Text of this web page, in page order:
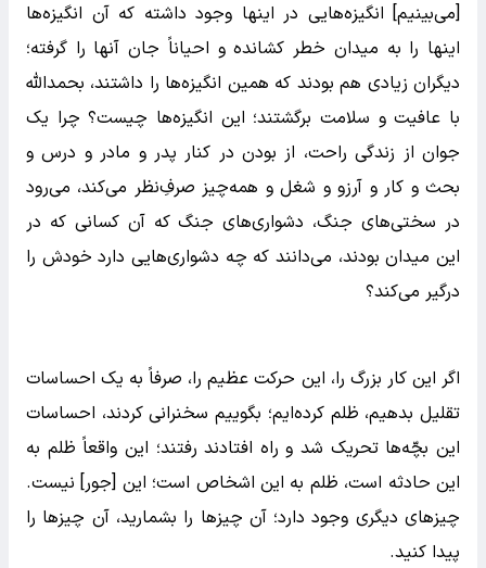
[می‌بینیم] انگیزه‌هایی در اینها وجود داشته که آن انگیزه‌ها
اینها را به میدان خطر کشانده و احیاناً جان آنها را گرفته؛
دیگران زیادی هم بودند که همین انگیزه‌ها را داشتند، بحمدالله
با عافیت و سلامت برگشتند؛ این انگیزه‌ها چیست؟ چرا یک
جوان از زندگی راحت، از بودن در کنار پدر و مادر و درس و
بحث و کار و آرزو و شغل و همه‌چیز صرفِ‌نظر می‌کند، می‌رود
در سختی‌های جنگ، دشواری‌های جنگ که آن کسانی که در
این میدان بودند، می‌دانند که چه دشواری‌هایی دارد خودش را
درگیر می‌کند؟
اگر این کار بزرگ را، این حرکت عظیم را، صرفاً به یک احساسات
تقلیل بدهیم، ظلم کرده‌ایم؛ بگوییم سخنرانی کردند، احساسات
این بچّه‌ها تحریک شد و راه افتادند رفتند؛ این واقعاً ظلم به
این حادثه است، ظلم به این اشخاص است؛ این [جور] نیست.
چیزهای دیگری وجود دارد؛ آن چیزها را بشمارید، آن چیزها را
پیدا کنید.